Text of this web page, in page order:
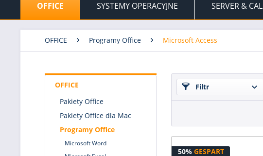
OFFICE SYSTEMY OPERACYJNE SERVER & CAL
OFFICE Programy Office Microsoft Access
OFFICE
Pakiety Office
Pakiety Office dla Mac
Programy Office
Microsoft Word
Filtr
50% GESPART